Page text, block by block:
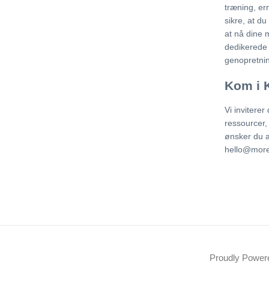
træning,
sikre, at
at nå dine
Kom i
Vi inviterer
ønsker du
Proudly